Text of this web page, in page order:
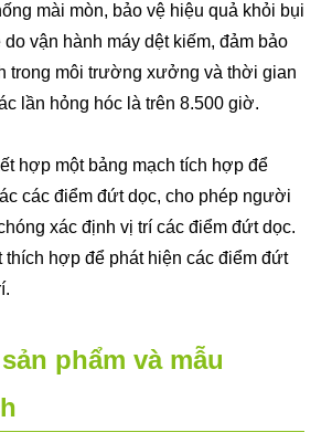
mài mòn, bảo vệ hiệu quả khỏi bụi
vận hành máy dệt kiếm, đảm bảo
trong môi trường xưởng và thời gian
lần hỏng hóc là trên 8.500 giờ.
hợp một bảng mạch tích hợp để
các điểm đứt dọc, cho phép người
xác định vị trí các điểm đứt dọc.
hợp để phát hiện các điểm đứt
phẩm và mẫu